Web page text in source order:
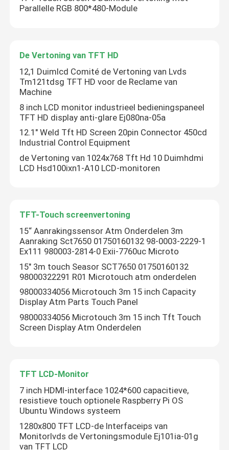
Parallelle RGB 800*480-Module
De Vertoning van TFT HD
12,1 Duimlcd Comité de Vertoning van Lvds
Tm121tdsg TFT HD voor de Reclame van
Machine
8 inch LCD monitor industrieel bedieningspaneel
TFT HD display anti-glare Ej080na-05a
12.1" Weld Tft HD Screen 20pin Connector 450cd
Industrial Control Equipment
de Vertoning van 1024x768 Tft Hd 10 Duimhdmi
LCD Hsd100ixn1-A10 LCD-monitoren
TFT-Touch screenvertoning
15“ Aanrakingssensor Atm Onderdelen 3m
Aanraking Sct7650 01750160132 98-0003-2229-1
Ex111 980003-2814-0 Exii-7760uc Microto
15" 3m touch Seasor SCT7650 01750160132
98000322291 R01 Microtouch atm onderdelen
98000334056 Microtouch 3m 15 inch Capacity
Display Atm Parts Touch Panel
98000334056 Microtouch 3m 15 inch Tft Touch
Screen Display Atm Onderdelen
TFT LCD-Monitor
7 inch HDMI-interface 1024*600 capacitieve,
resistieve touch optionele Raspberry Pi OS
Ubuntu Windows systeem
1280x800 TFT LCD-de Interfaceips van
Monitorlvds de Vertoningsmodule Ej101ia-01g
van TFT LCD